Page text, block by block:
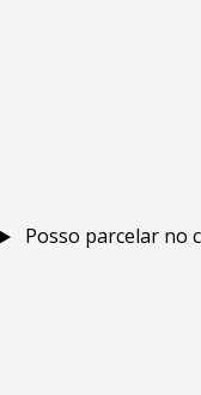
Posso parcelar no